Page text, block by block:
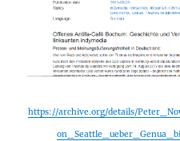
https://archive.org/details/